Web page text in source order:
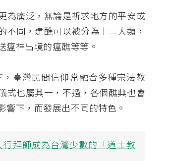
為廣泛，無論是祈求地方的平安或
同，建醮可以被分為十二大類，
瘟神出境的瘟醮等等。
臺灣民間信仰常融合多種宗法教
式也屬其一，不過，各個醮典也會
下，而發展出不同的特色。
拜師成為台灣少數的「道士教